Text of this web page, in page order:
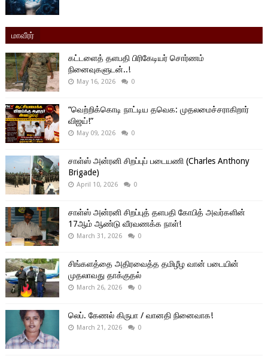
மாவீரர்
கட்டளைத் தளபதி பிரிகேடியர் சொர்ணம்
நினைவுகளுடன்..!
May 16, 2026 0
“வெற்றிக்கொடி நாட்டிய தவெக: முதலமைச்சராகிறார்
விஜய்!”
May 09, 2026 0
சாள்ஸ் அன்ரனி சிறப்புப் படையணி (Charles Anthony
Brigade)
April 10, 2026 0
சாள்ஸ் அன்ரனி சிறப்புத் தளபதி கோபித் அவர்களின்
17ஆம் ஆண்டு வீரவணக்க நாள்!
March 31, 2026 0
சிங்களத்தை அதிரவைத்த தமிழீழ வான் படையின்
முதலாவது தாக்குதல்
March 26, 2026 0
லெப். கேணல் கிருபா / வானதி நினைவாக!
March 21, 2026 0